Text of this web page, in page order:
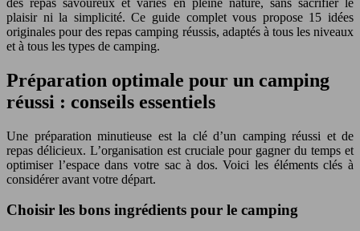
plaisir ni la simplicité. Ce guide complet vous propose 15 idées
originales pour des repas camping réussis, adaptés à tous les niveaux
et à tous les types de camping.
Préparation optimale pour un camping
réussi : conseils essentiels
Une préparation minutieuse est la clé d’un camping réussi et de
repas délicieux. L’organisation est cruciale pour gagner du temps et
optimiser l’espace dans votre sac à dos. Voici les éléments clés à
considérer avant votre départ.
Choisir les bons ingrédients pour le camping